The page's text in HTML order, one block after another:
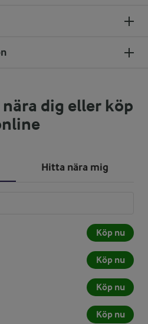
dig eller köp
Hitta nära mig
Köp nu
Köp nu
Köp nu
Köp nu